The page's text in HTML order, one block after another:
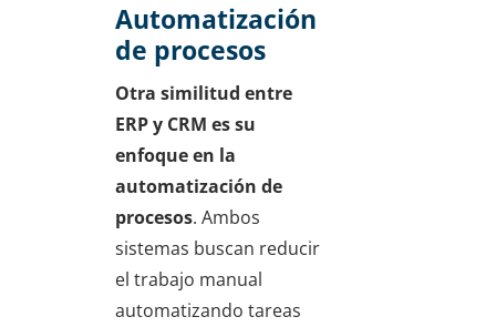
Automatización
de procesos
Otra similitud entre
ERP y CRM es su
enfoque en la
automatización de
procesos. Ambos
sistemas buscan reducir
el trabajo manual
automatizando tareas